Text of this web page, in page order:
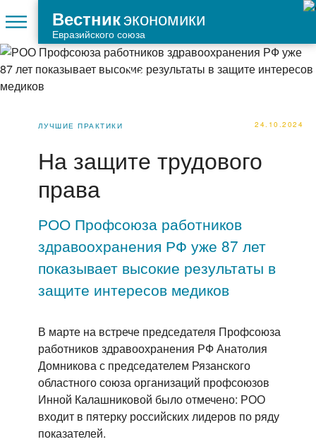
Вестникэкономики
Евразийского союза
ЛУЧШИЕ ПРАКТИКИ 24.10.2024
На защите трудового
права
РОО Профсоюза работников
здравоохранения РФ уже 87 лет
показывает высокие результаты в
защите интересов медиков
В марте на встрече председателя Профсоюза
работников здравоохранения РФ Анатолия
Домникова с председателем Рязанского
областного союза организаций профсоюзов
Инной Калашниковой было отмечено: РОО
входит в пятерку российских лидеров по ряду
показателей.